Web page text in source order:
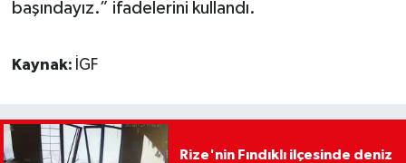
başındayız.” ifadelerini kullandı.
Kaynak: İGF
Rize'nin Fındıklı ilçesinde deniz